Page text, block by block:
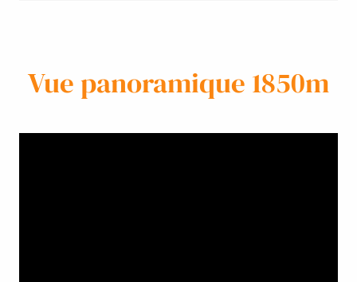
Vue panoramique 1850m